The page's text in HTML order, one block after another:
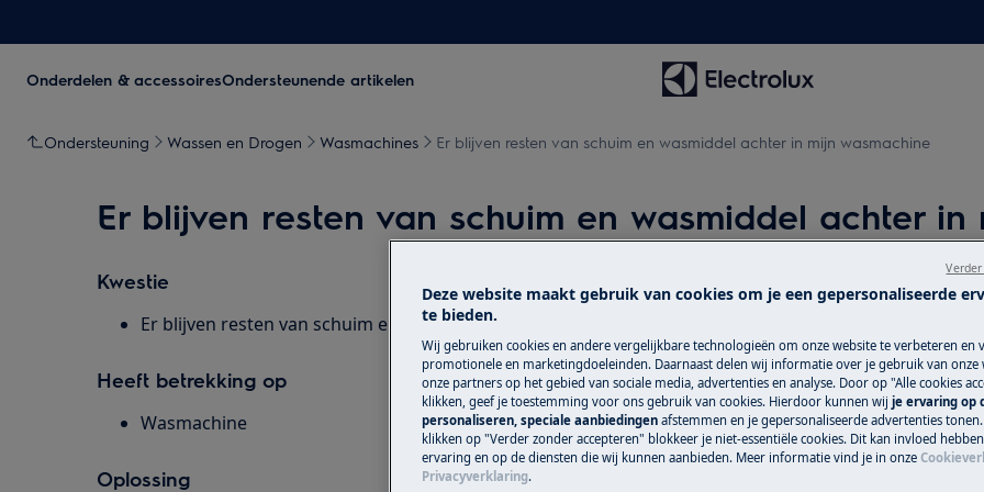
Onderdelen & accessoiresOndersteunende artikelen
Ondersteuning Wassen en Drogen Wasmachines Er blijven resten van schuim en wasmiddel achter in mijn wasmachine
Er blijven resten van schuim en wasmiddel achter in
Kwestie
Er blijven resten van schuim en wasmiddel achter in mijn wasmachine.
Heeft betrekking op
Wasmachine
Oplossing
Dankzij onze
kun je erop
mogelijke
aan jou. We
het hele land
Deze website maakt gebruik van cookies om je een gepersonaliseerde
te bieden.
Wij gebruiken cookies en andere vergelijkbare technologieën om onze website te verbeteren en
promotionele en marketingdoeleinden. Daarnaast delen wij informatie over je gebruik van onze
onze partners op het gebied van sociale media, advertenties en analyse. Door op "Alle cookies
klikken, geef je toestemming voor ons gebruik van cookies. Hierdoor kunnen wij je ervaring op
personaliseren, speciale aanbiedingen afstemmen en je gepersonaliseerde advertenties
klikken op "Verder zonder accepteren" blokkeer je niet-essentiële cookies. Dit kan invloed
ervaring en op de diensten die wij kunnen aanbieden. Meer informatie vind je in onze
Privacyverklaring.